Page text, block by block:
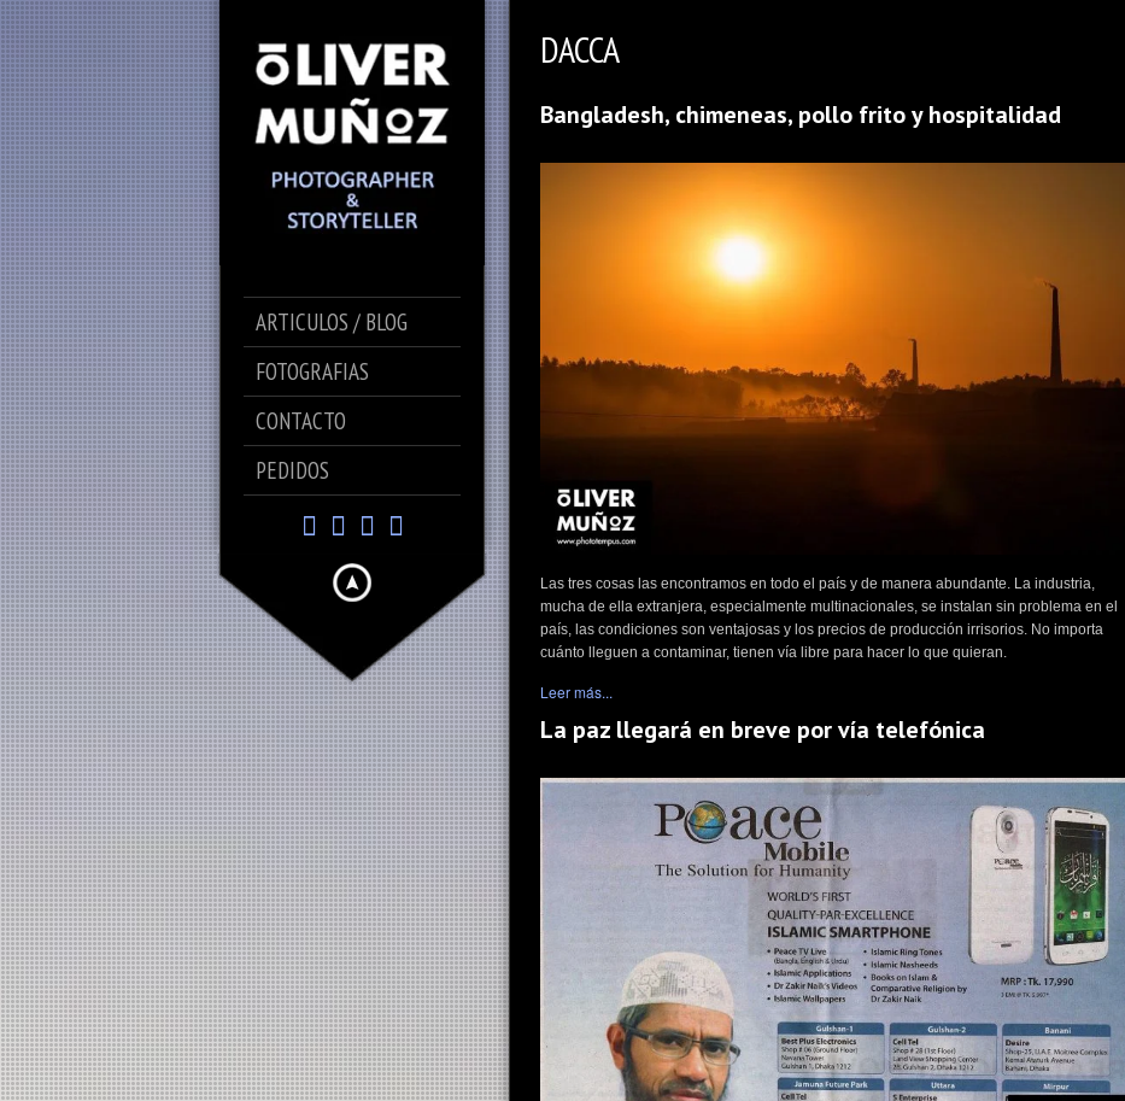
ARTICULOS / BLOG
FOTOGRAFIAS
CONTACTO
PEDIDOS
DACCA
Bangladesh, chimeneas, pollo frito y hospitalidad
Las tres cosas las encontramos en todo el país y de manera abundante. La industria,
mucha de ella extranjera, especialmente multinacionales, se instalan sin problema en el
país, las condiciones son ventajosas y los precios de producción irrisorios. No importa
cuánto lleguen a contaminar, tienen vía libre para hacer lo que quieran.
Leer más...
La paz llegará en breve por vía telefónica